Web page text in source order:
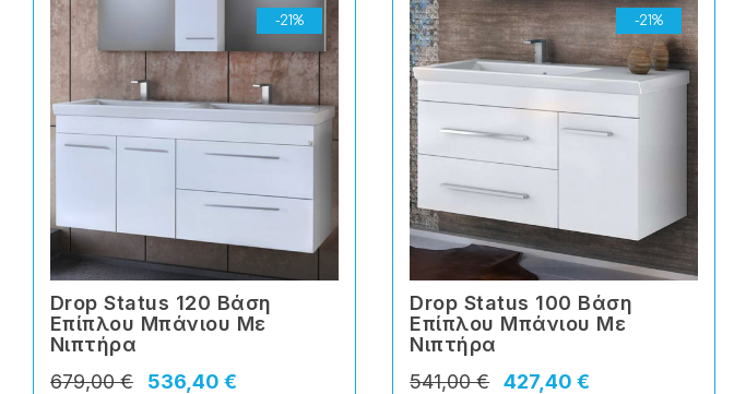
-21%
Drop Status 120 Βάση
Επίπλου Μπάνιου Με
Νιπτήρα
536,40 €
679,00 €
-21%
Drop Status 100 Βάση
Επίπλου Μπάνιου Με
Νιπτήρα
427,40 €
541,00 €